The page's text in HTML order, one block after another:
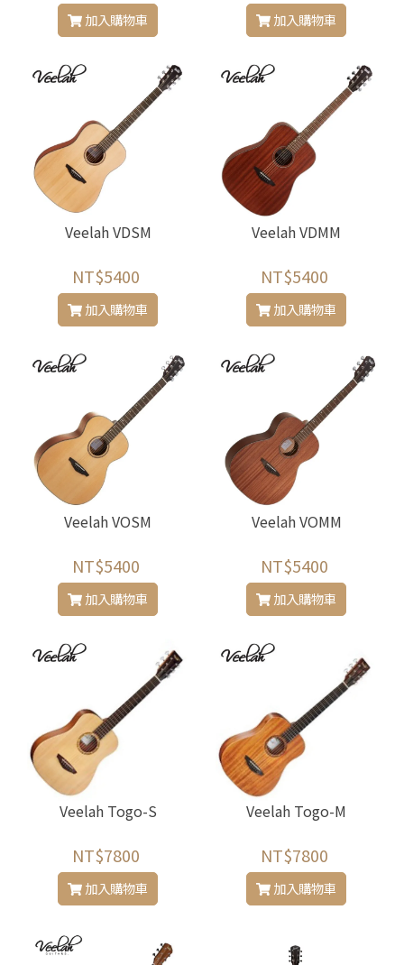
加入購物車 加入購物車
Veelah VDSM
NT$5400
加入購物車
Veelah VDMM
NT$5400
加入購物車
Veelah VOSM
NT$5400
加入購物車
Veelah VOMM
NT$5400
加入購物車
Veelah Togo-S
NT$7800
加入購物車
Veelah Togo-M
NT$7800
加入購物車